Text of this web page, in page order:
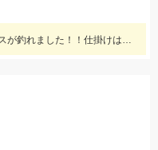
遂に！碧南海釣り公園でもシロギスが釣れました！！仕掛けは船でもちょい投げでも使いやすい「師崎沖船キス仕掛け」！えさは石ゴカイがオススメ♪